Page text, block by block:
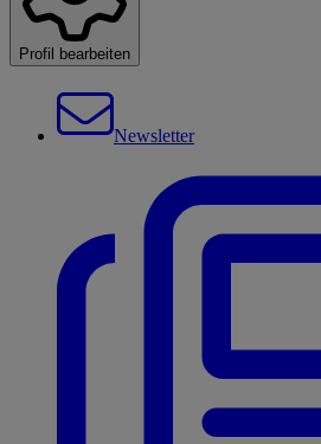
Profil bearbeiten
Newsletter